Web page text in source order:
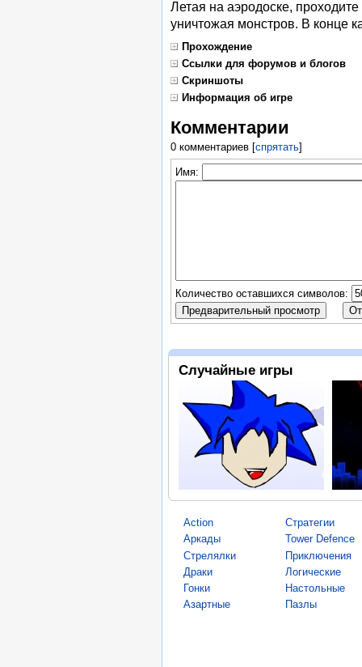
Летая на аэродоске,
уничтожая монстров. В конце
Прохождение
Ссылки для форумов и блогов
Скриншоты
Информация об игре
Комментарии
0 комментариев[спрятать]
Имя:
Количество оставшихся символов:
Случайные игры
Action
Аркады
Стрелялки
Драки
Гонки
Азартные
Стратегии
Tower Defence
Приключения
Логические
Настольные
Пазлы